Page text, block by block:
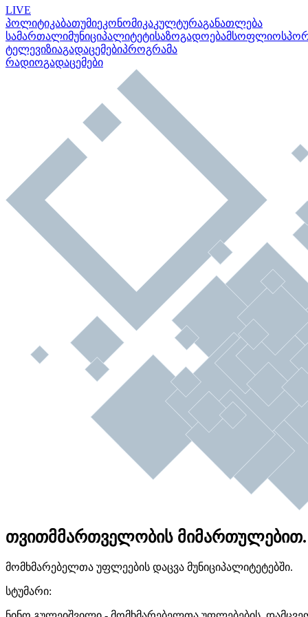
LIVE
პოლიტიკაბათუმიეკონომიკაკულტურაგანათლება
სამართალიმუნიციპალიტეტისაზოგადოებამსოფლიო
ტელევიზიაგადაცემებიპროგრამა
რადიოგადაცემები
თვითმმართველობის მიმართულებით.
მომხმარებელთა უფლეების დაცვა მუნიციპალიტეტებში.
სტუმარი: